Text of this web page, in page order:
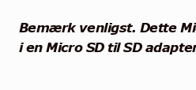
Bemærk venligst. Dette
i en Micro SD til SD